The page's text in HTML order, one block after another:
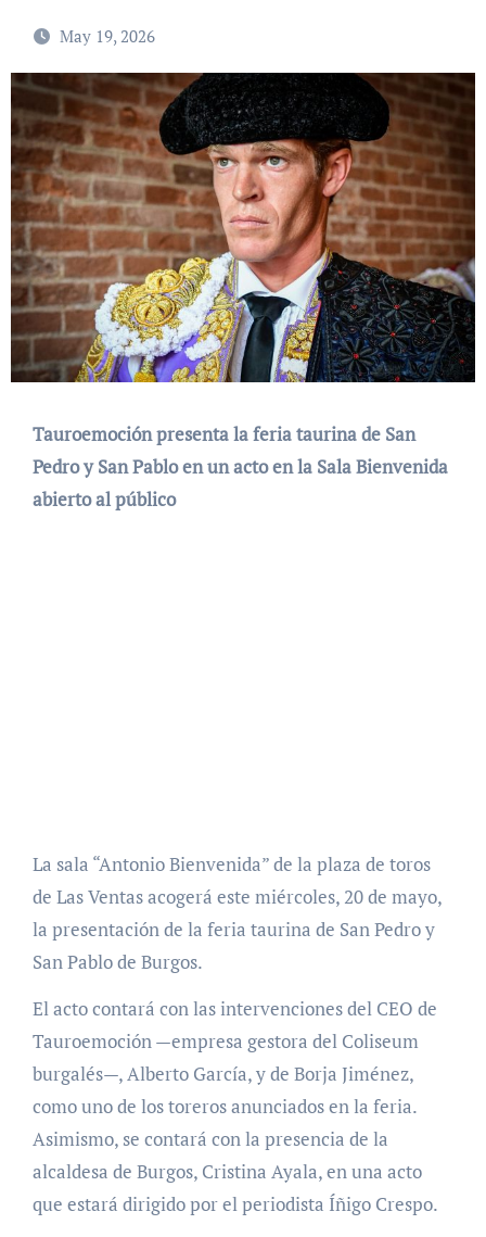
May 19, 2026
Tauroemoción presenta la feria taurina de San
Pedro y San Pablo en un acto en la Sala Bienvenida
abierto al público
La sala “Antonio Bienvenida” de la plaza de toros
de Las Ventas acogerá este miércoles, 20 de mayo,
la presentación de la feria taurina de San Pedro y
San Pablo de Burgos.
El acto contará con las intervenciones del CEO de
Tauroemoción —empresa gestora del Coliseum
burgalés—, Alberto García, y de Borja Jiménez,
como uno de los toreros anunciados en la feria.
Asimismo, se contará con la presencia de la
alcaldesa de Burgos, Cristina Ayala, en una acto
que estará dirigido por el periodista Íñigo Crespo.